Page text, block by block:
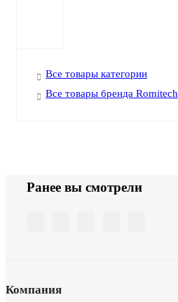
Все товары категории
Все товары бренда Romitech
Ранее вы смотрели
Компания